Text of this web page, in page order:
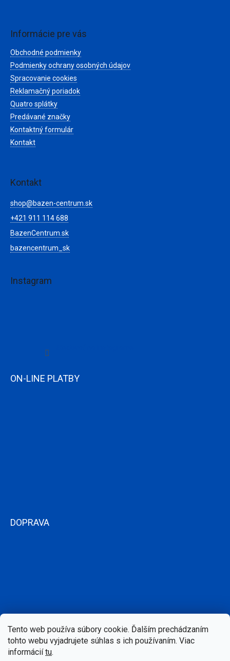
Tento web používa súbory cookie. Ďalším prechádzaním
tohto webu vyjadrujete súhlas s ich používaním. Viac
informáciítu.
Informácie pre vás
Obchodné podmienky
Podmienky ochrany osobných údajov
Spracovanie cookies
Reklamačný poriadok
Quatro splátky
Predávané značky
Kontaktný formulár
Kontakt
Kontakt
shop@bazen-centrum.sk
+421 911 114 688
BazenCentrum.sk
bazencentrum_sk
Instagram
ON-LINE PLATBY
DOPRAVA